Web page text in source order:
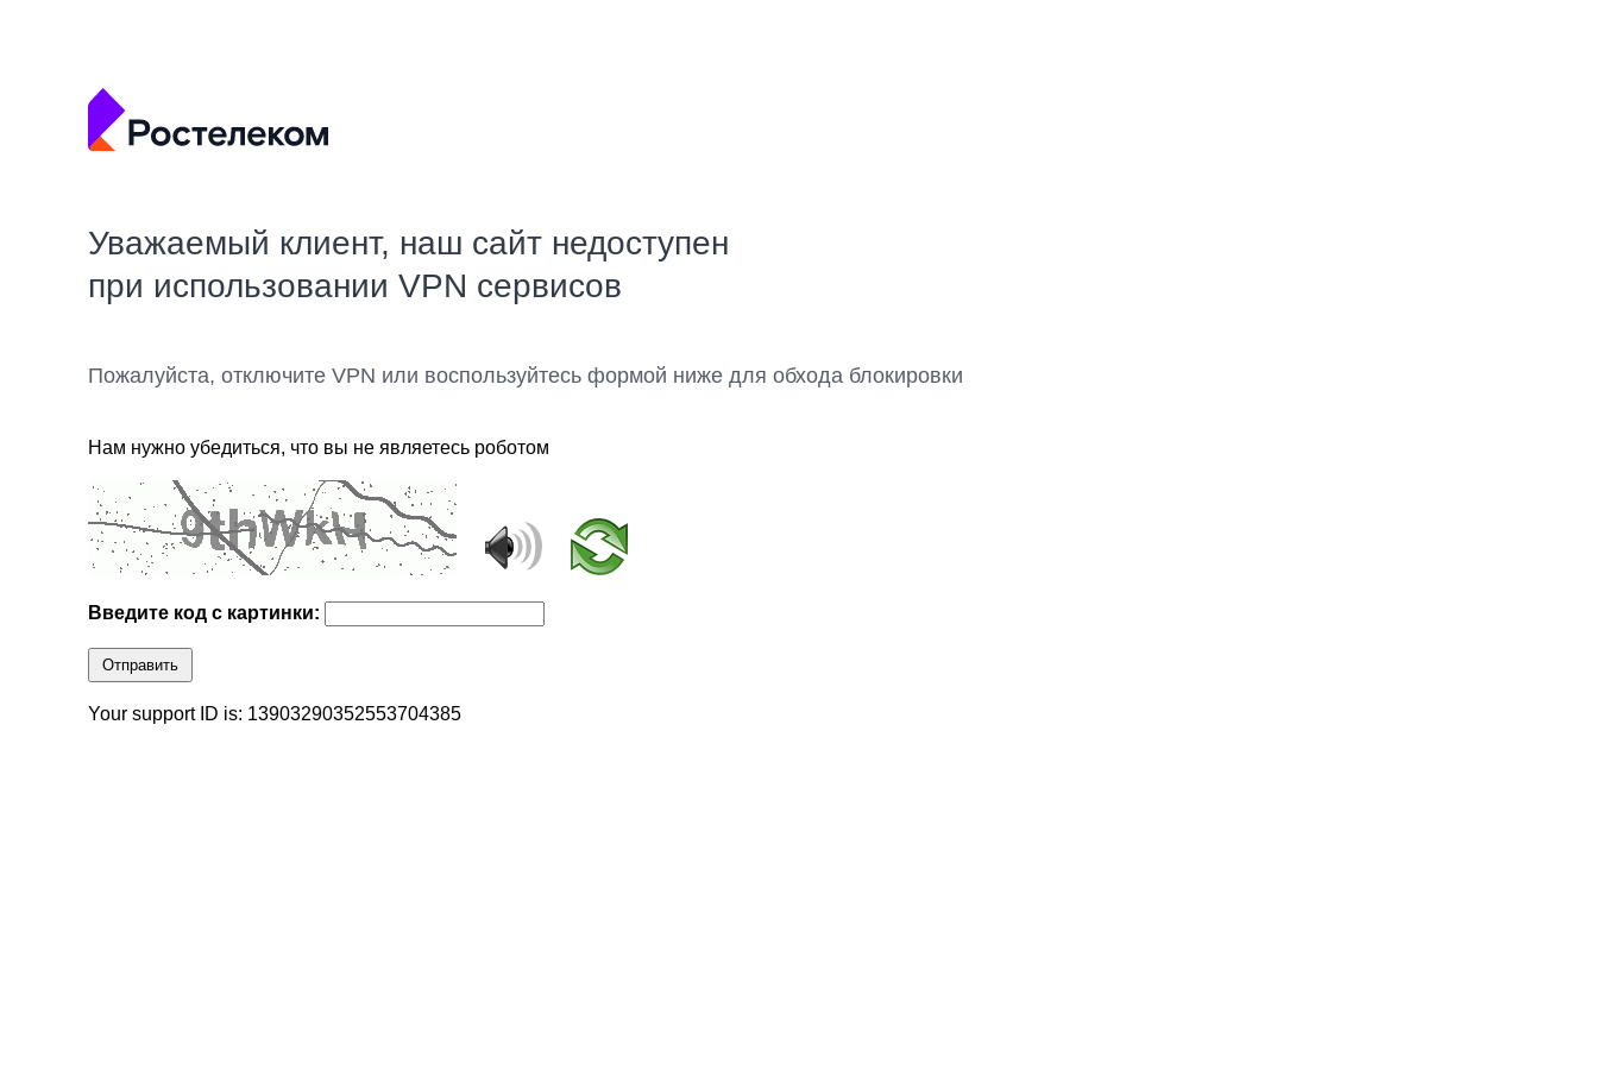
Уважаемый клиент, наш сайт недоступен
при использовании VPN сервисов
Пожалуйста, отключите VPN или воспользуйтесь формой ниже для обхода блокировки
Нам нужно убедиться, что вы не являетесь роботом
Введите код с картинки:
Отправить
Your support ID is: 13903290352553704385